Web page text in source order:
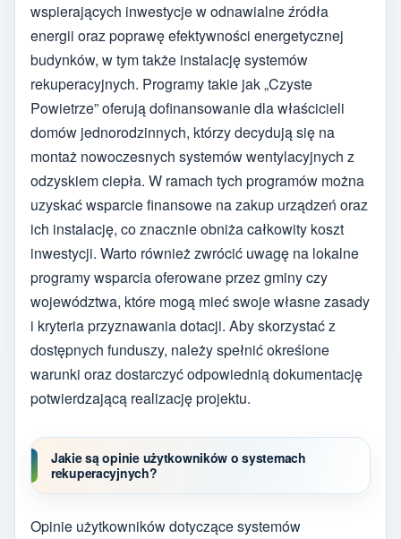
wspierających inwestycje w odnawialne źródła
energii oraz poprawę efektywności energetycznej
budynków, w tym także instalację systemów
rekuperacyjnych. Programy takie jak „Czyste
Powietrze” oferują dofinansowanie dla właścicieli
domów jednorodzinnych, którzy decydują się na
montaż nowoczesnych systemów wentylacyjnych z
odzyskiem ciepła. W ramach tych programów można
uzyskać wsparcie finansowe na zakup urządzeń oraz
ich instalację, co znacznie obniża całkowity koszt
inwestycji. Warto również zwrócić uwagę na lokalne
programy wsparcia oferowane przez gminy czy
województwa, które mogą mieć swoje własne zasady
i kryteria przyznawania dotacji. Aby skorzystać z
dostępnych funduszy, należy spełnić określone
warunki oraz dostarczyć odpowiednią dokumentację
potwierdzającą realizację projektu.
Jakie są opinie użytkowników o systemach
rekuperacyjnych?
Opinie użytkowników dotyczące systemów